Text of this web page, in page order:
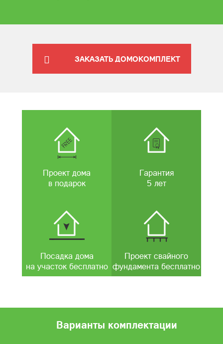
ЗАКАЗАТЬ ДОМОКОМПЛЕКТ
Проект дома
в подарок
Гарантия
5 лет
Посадка дома
на участок бесплатно
Проект свайного
фундамента бесплатно
Варианты комплектации